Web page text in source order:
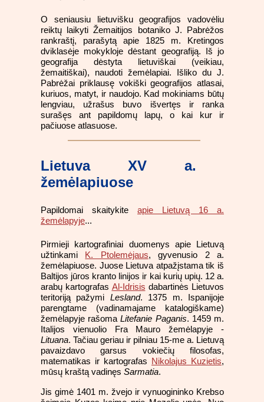
O seniausiu lietuvišku geografijos vadovėliu
reiktų laikyti Žemaitijos botaniko J. Pabrėžos
rankraštį, parašytą apie 1825 m. Kretingos
dviklasėje mokykloje dėstant geografiją. Iš jo
geografija dėstyta lietuviškai (veikiau,
žemaitiškai), naudoti žemėlapiai. Išliko du J.
Pabrėžai priklausę vokiški geografijos atlasai,
kuriuos, matyt, ir naudojo. Kad mokiniams būtų
lengviau, užrašus buvo išvertęs ir ranka
surašęs ant papildomų lapų, o kai kur ir
pačiuose atlasuose.
Lietuva XV a.
žemėlapiuose
Papildomai skaitykite apie Lietuvą 16 a.
žemėlapyje...
Pirmieji kartografiniai duomenys apie Lietuvą
užtinkami K. Ptolemėjaus, gyvenusio 2 a.
žemėlapiuose. Juose Lietuva atpažįstama tik iš
Baltijos jūros kranto linijos ir kai kurių upių. 12 a.
arabų kartografas Al-Idrisis dabartinės Lietuvos
teritoriją pažymi Lesland. 1375 m. Ispanijoje
parengtame (vadinamajame katalogiškame)
žemėlapyje rašomaLitefanie Paganis. 1459 m.
Italijos vienuolio Fra Mauro žemėlapyje -
Lituana. Tačiau geriau ir pilniau 15-me a. Lietuvą
pavaizdavo garsus vokiečių filosofas,
matematikas ir kartografas Nikolajus Kuzietis,
mūsų kraštą vadinęs Sarmatia.
Jis gimė 1401 m. žvejo ir vynuogininko Krebso